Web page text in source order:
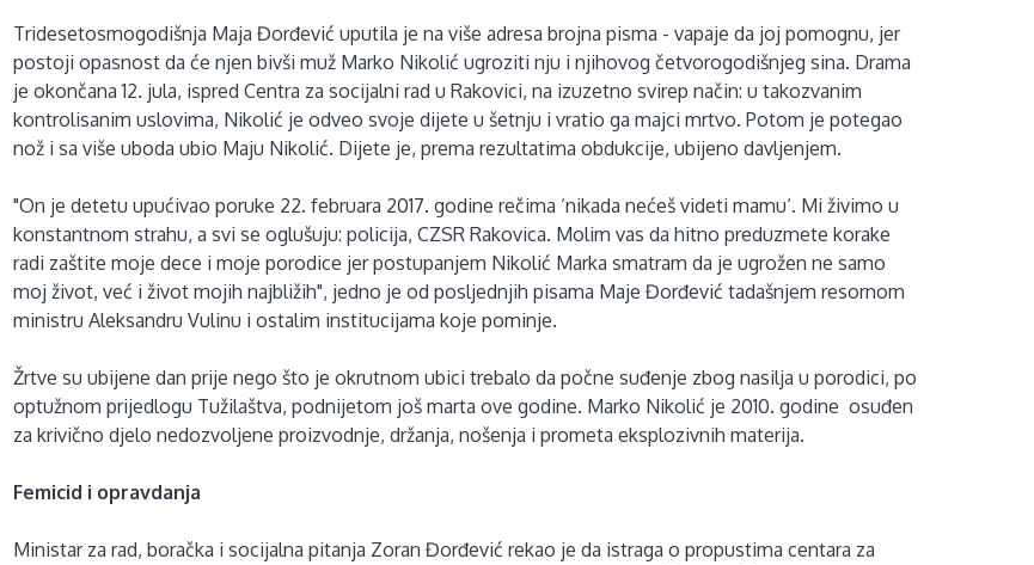
Tridesetosmogodišnja Maja Đorđević uputila je na više adresa brojna pisma - vapaje da joj pomognu, jer
postoji opasnost da će njen bivši muž Marko Nikolić ugroziti nju i njihovog četvorogodišnjeg sina. Drama
je okončana 12. jula, ispred Centra za socijalni rad u Rakovici, na izuzetno svirep način: u takozvanim
kontrolisanim uslovima, Nikolić je odveo svoje dijete u šetnju i vratio ga majci mrtvo. Potom je potegao
nož i sa više uboda ubio Maju Nikolić. Dijete je, prema rezultatima obdukcije, ubijeno davljenjem.
"On je detetu upućivao poruke 22. februara 2017. godine rečima ‘nikada nećeš videti mamu‘. Mi živimo u
konstantnom strahu, a svi se oglušuju: policija, CZSR Rakovica. Molim vas da hitno preduzmete korake
radi zaštite moje dece i moje porodice jer postupanjem Nikolić Marka smatram da je ugrožen ne samo
moj život, već i život mojih najbližih", jedno je od posljednjih pisama Maje Đorđević tadašnjem resornom
ministru Aleksandru Vulinu i ostalim institucijama koje pominje.
Žrtve su ubijene dan prije nego što je okrutnom ubici trebalo da počne suđenje zbog nasilja u porodici, po
optužnom prijedlogu Tužilaštva, podnijetom još marta ove godine. Marko Nikolić je 2010. godine osuđen
za krivično djelo nedozvoljene proizvodnje, držanja, nošenja i prometa eksplozivnih materija.
Femicid i opravdanja
Ministar za rad, boračka i socijalna pitanja Zoran Đorđević rekao je da istraga o propustima centara za